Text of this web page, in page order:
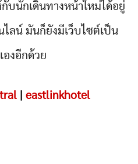
กับนักเดินทางหน้าใหม่ได้อยู่
ไลน์ มันก็ยังมีเว็บไซต์เป็น
องอีกด้วย
eastlinkhotel